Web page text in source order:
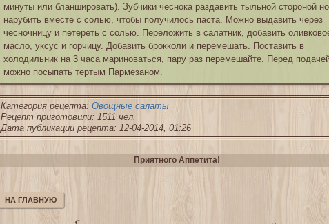
минуты или бланшировать). Зубчики чеснока раздавить тыльной стороной
нарубить вместе с солью, чтобы получилось паста. Можно выдавить через
чесночницу и петереть с солью. Переложить в салатник, добавить
масло, уксус и горчицу. Добавить брокколи и перемешать. Поставить в
холодильник на 3 часа мариноваться, пару раз перемешайте. Перед
можно посыпать тертым Пармезаном.
Категория рецепта: Овощные салаты
Рецепт приготовили: 1511 чел.
Дата публикации рецепта: 12-04-2014, 01:26
Приятного Аппетита!
НА ГЛАВНУЮ